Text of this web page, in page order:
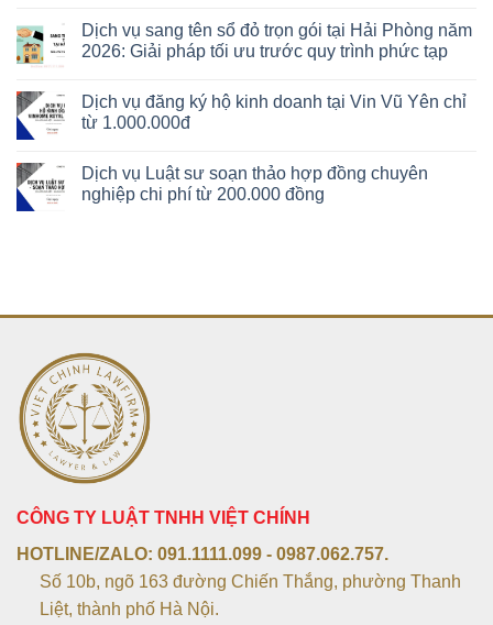
Dịch vụ sang tên sổ đỏ trọn gói tại Hải Phòng năm
2026: Giải pháp tối ưu trước quy trình phức tạp
Dịch vụ đăng ký hộ kinh doanh tại Vin Vũ Yên chỉ
từ 1.000.000đ
Dịch vụ Luật sư soạn thảo hợp đồng chuyên
nghiệp chi phí từ 200.000 đồng
CÔNG TY LUẬT TNHH VIỆT CHÍNH
HOTLINE/ZALO: 091.1111.099 - 0987.062.757.
Số 10b, ngõ 163 đường Chiến Thắng, phường Thanh
Liệt, thành phố Hà Nội.